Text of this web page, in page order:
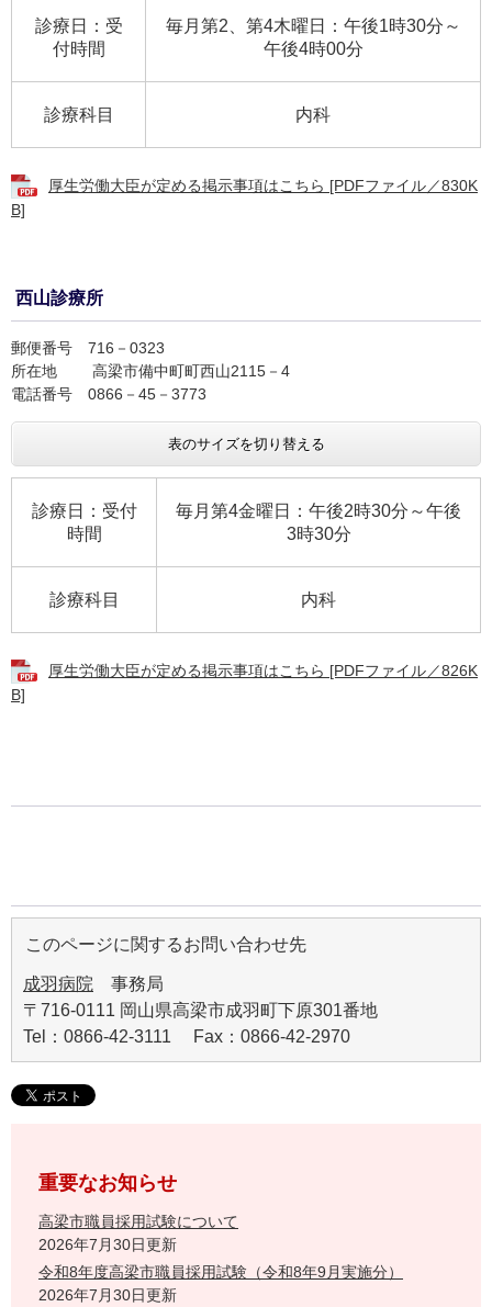
診療日：受
付時間
毎月第2、第4木曜日：午後1時30分～
午後4時00分
診療科目 内科
厚生労働大臣が定める掲示事項はこちら [PDFファイル／830K
B]
西山診療所
郵便番号 716－0323
所在地 高梁市備中町町西山2115－4
電話番号 0866－45－3773
表のサイズを切り替える
診療日：受付
時間
毎月第4金曜日：午後2時30分～午後
3時30分
診療科目 内科
厚生労働大臣が定める掲示事項はこちら [PDFファイル／826K
B]
このページに関するお問い合わせ先
成羽病院 事務局
〒716-0111 岡山県高梁市成羽町下原301番地
Tel：0866-42-3111 Fax：0866-42-2970
重要なお知らせ
高梁市職員採用試験について
2026年7月30日更新
令和8年度高梁市職員採用試験（令和8年9月実施分）
2026年7月30日更新